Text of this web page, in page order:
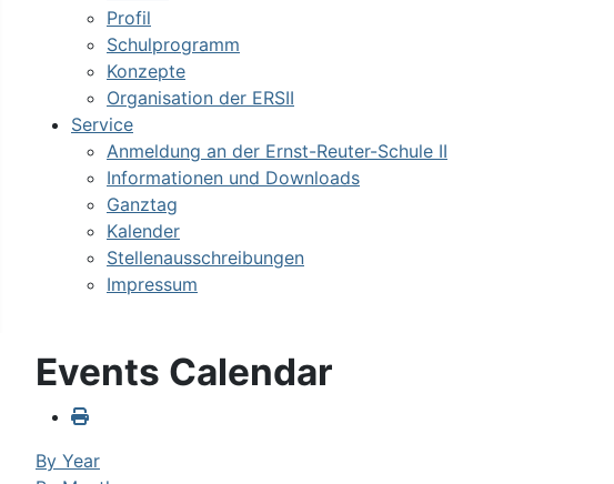
Profil
Schulprogramm
Konzepte
Organisation der ERSII
Service
Anmeldung an der Ernst-Reuter-Schule II
Informationen und Downloads
Ganztag
Kalender
Stellenausschreibungen
Impressum
Events Calendar
By Year